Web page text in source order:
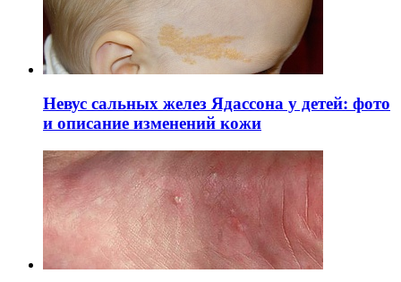
Невус сальных желез Ядассона у детей: фото
и описание изменений кожи